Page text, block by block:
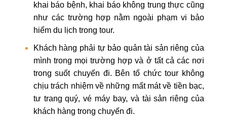
khai báo bệnh, khai báo không trung thực cũng
như các trường hợp nằm ngoài phạm vi bảo
hiểm du lịch trong tour.
Khách hàng phải tự bảo quản tài sản riêng của
mình trong mọi trường hợp và ở tất cả các nơi
trong suốt chuyến đi. Bên tổ chức tour không
chịu trách nhiệm về những mất mát về tiền bạc,
tư trang quý, vé máy bay, và tài sản riêng của
khách hàng trong chuyến đi.